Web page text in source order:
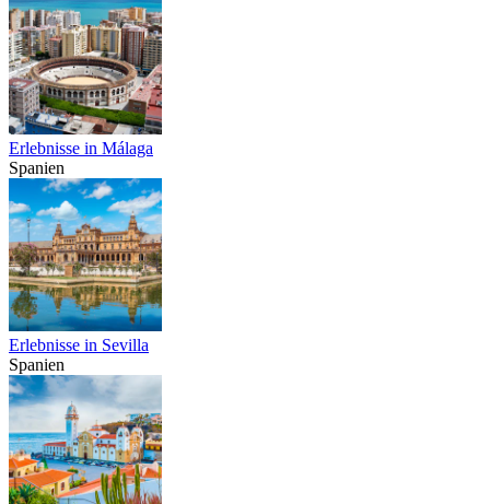
Erlebnisse in Málaga
Spanien
Erlebnisse in Sevilla
Spanien